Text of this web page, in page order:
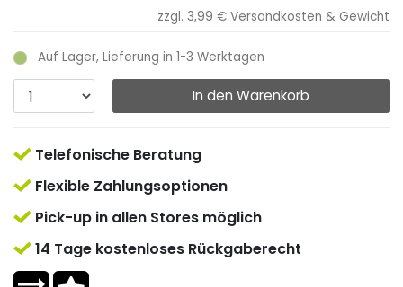
zzgl. 3,99 € Versandkosten & Gewicht
Auf Lager, Lieferung in 1-3 Werktagen
In den Warenkorb
Telefonische Beratung
Flexible Zahlungsoptionen
Pick-up in allen Stores möglich
14 Tage kostenloses Rückgaberecht